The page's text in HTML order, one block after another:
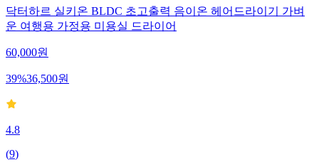
닥터하르 실키온 BLDC 초고출력 음이온 헤어드라이기 가벼
운 여행용 가정용 미용실 드라이어
60,000원
39%36,500원
4.8
(9)